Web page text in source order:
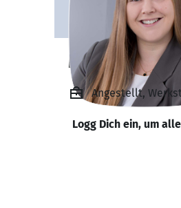
Mona
Angestellt,
Logg Dich ein, um